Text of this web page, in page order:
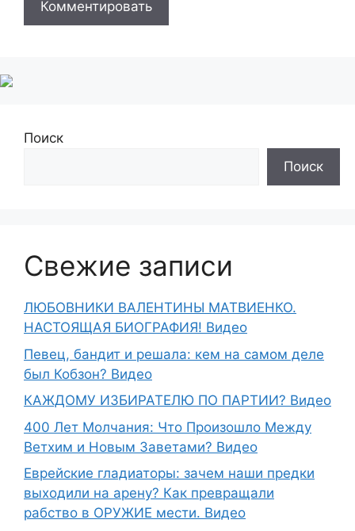
Поиск
Поиск
Свежие записи
ЛЮБОВНИКИ ВАЛЕНТИНЫ МАТВИЕНКО.
НАСТОЯЩАЯ БИОГРАФИЯ! Видео
Певец, бандит и решала: кем на самом деле
был Кобзон? Видео
КАЖДОМУ ИЗБИРАТЕЛЮ ПО ПАРТИИ? Видео
400 Лет Молчания: Что Произошло Между
Ветхим и Новым Заветами? Видео
Еврейские гладиаторы: зачем наши предки
выходили на арену? Как превращали
рабство в ОРУЖИЕ мести. Видео